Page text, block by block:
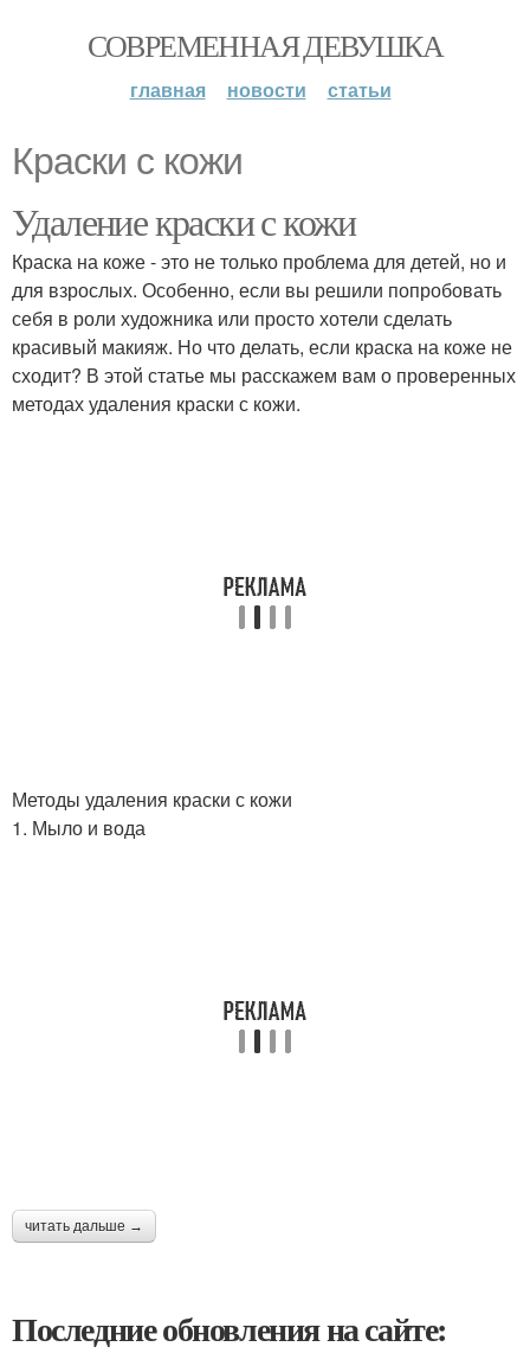
СОВРЕМЕННАЯ ДЕВУШКА
главная новости статьи
Краски с кожи
Удаление краски с кожи
Краска на коже - это не только проблема для детей, но и
для взрослых. Особенно, если вы решили попробовать
себя в роли художника или просто хотели сделать
красивый макияж. Но что делать, если краска на коже не
сходит? В этой статье мы расскажем вам о проверенных
методах удаления краски с кожи.
Методы удаления краски с кожи
1. Мыло и вода
читать дальше →
Последние обновления на сайте: